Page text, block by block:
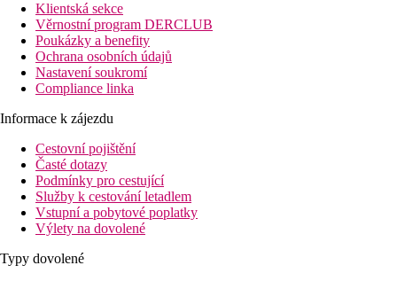
Klientská sekce
Věrnostní program DERCLUB
Poukázky a benefity
Ochrana osobních údajů
Nastavení soukromí
Compliance linka
Informace k zájezdu
Cestovní pojištění
Časté dotazy
Podmínky pro cestující
Služby k cestování letadlem
Vstupní a pobytové poplatky
Výlety na dovolené
Typy dovolené